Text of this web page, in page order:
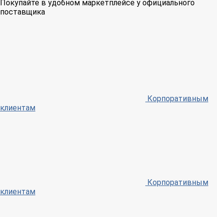
Покупайте в удобном маркетплейсе у официального
поставщика
Корпоративным
клиентам
Корпоративным
клиентам